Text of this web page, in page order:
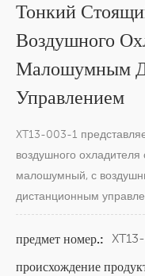
Тонкий
Воздушного
Малошумным
Управлением
XT13-003-1
воздушного
малошумный, с
дистанционным
предмет номер.:
происхождение